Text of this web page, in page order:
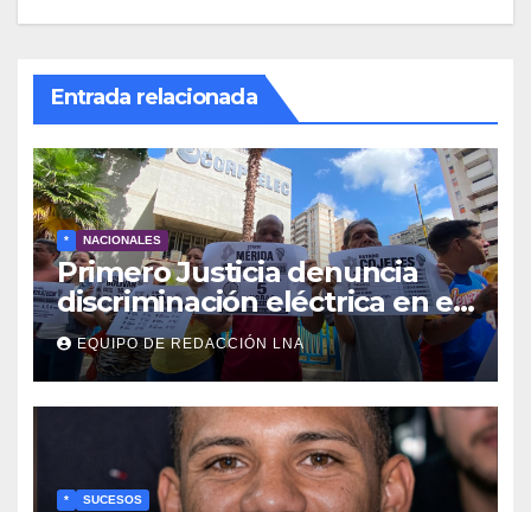
Entrada relacionada
* NACIONALES
Primero Justicia denuncia
discriminación eléctrica en el
interior del país
EQUIPO DE REDACCIÓN LNA
* SUCESOS